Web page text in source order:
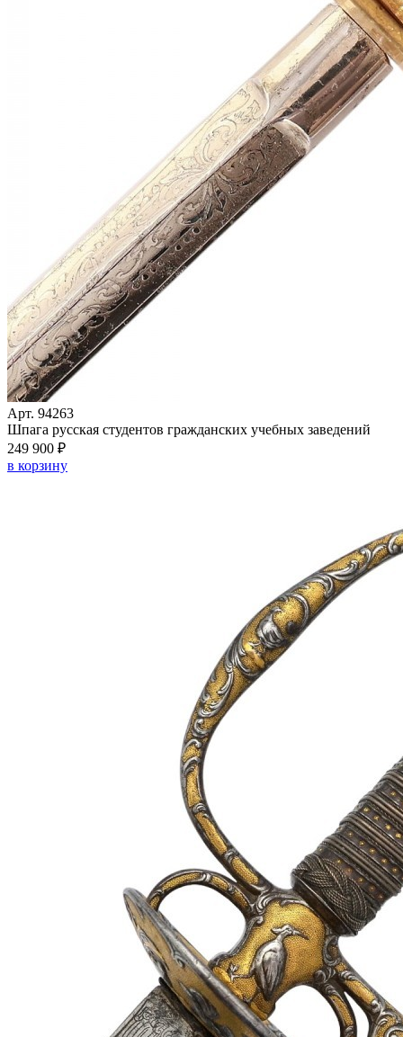
Арт. 94263
Шпага русская студентов гражданских учебных заведений
249 900 ₽
в корзину